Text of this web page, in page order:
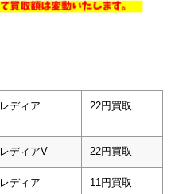
ディア
22円買取
ディアV 22円買取
ディア 11円買取